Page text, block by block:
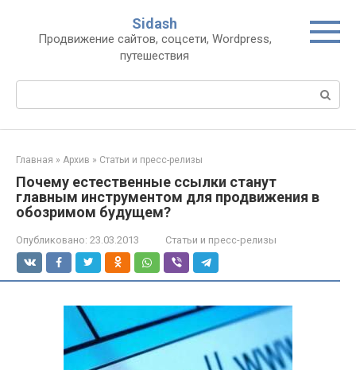
контенту
Sidash
Продвижение сайтов, соцсети, Wordpress,
путешествия
Главная » Архив » Статьи и пресс-релизы
Почему естественные ссылки станут
главным инструментом для продвижения в
обозримом будущем?
Опубликовано: 23.03.2013 Статьи и пресс-релизы